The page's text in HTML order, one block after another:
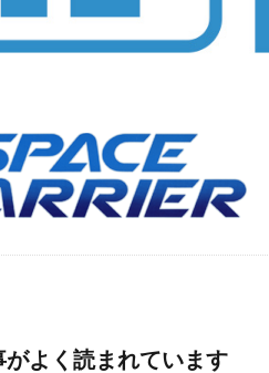
がよく読まれています